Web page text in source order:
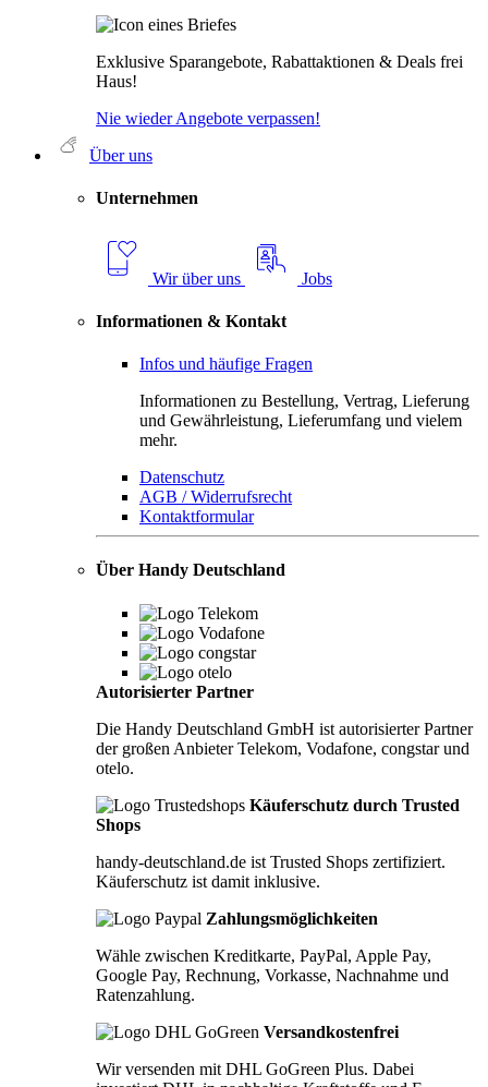
Exklusive Sparangebote, Rabattaktionen & Deals frei
Haus!
Nie wieder Angebote verpassen!
Über uns
Unternehmen
Wir über uns Jobs
Informationen & Kontakt
Infos und häufige Fragen
Informationen zu Bestellung, Vertrag, Lieferung
und Gewährleistung, Lieferumfang und vielem
mehr.
Datenschutz
AGB / Widerrufsrecht
Kontaktformular
Über Handy Deutschland
Autorisierter Partner
Die Handy Deutschland GmbH ist autorisierter Partner
der großen Anbieter Telekom, Vodafone, congstar und
otelo.
Käuferschutz durch Trusted
Shops
handy-deutschland.de ist Trusted Shops zertifiziert.
Käuferschutz ist damit inklusive.
Zahlungsmöglichkeiten
Wähle zwischen Kreditkarte, PayPal, Apple Pay,
Google Pay, Rechnung, Vorkasse, Nachnahme und
Ratenzahlung.
Versandkostenfrei
Wir versenden mit DHL GoGreen Plus. Dabei